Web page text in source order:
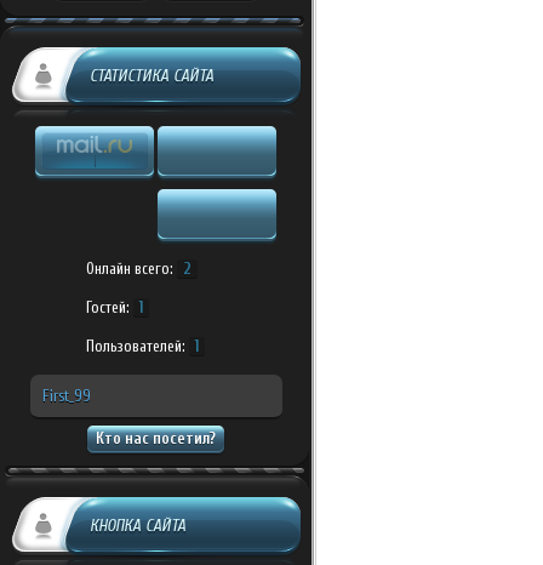
СТАТИСТИКА САЙТА
Онлайн всего: 2
Гостей: 1
Пользователей: 1
First_99
Кто нас посетил?
КНОПКА САЙТА